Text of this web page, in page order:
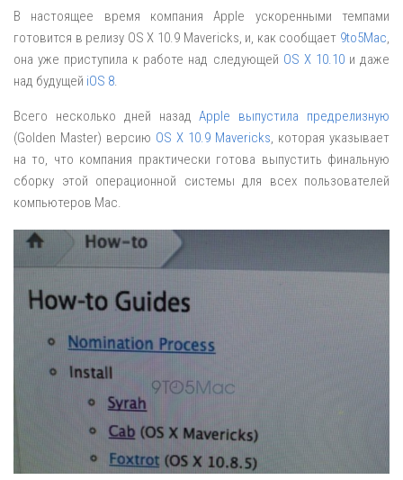
В настоящее время компания Apple ускоренными темпами
готовится в релизу OS X 10.9 Mavericks, и, как сообщает 9to5Mac
она уже приступила к работе над следующей OS X 10.10и даже
над будущей iOS 8
Всего несколько дней назадApple выпустила предрелизную
(Golden Master) версию OS X 10.9 Mavericks , которая указывает
на то, что компания практически готова выпустить финальную
сборку этой операционной системы для всех пользователей
компьютеров Mac.